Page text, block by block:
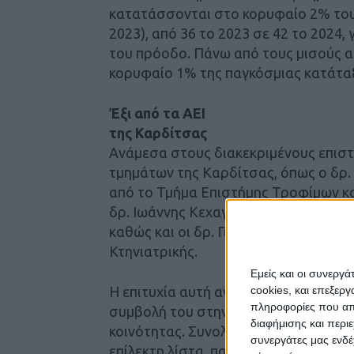
Εμείς και οι
cookies, και
πληροφορίες που
διαφήμισης και
συνεργάτες μας
κατατάσσονται στο κορυφαίο 2%
2023), από 36 το 2023 σε 42 το 2024,
του πρόοδο. Πάνω από τους μισούς
κορυφαίο 1% της παγκόσμιας
Έξι από τα ΑΕΙ
της Καρδίτσας
Ανάμεσα στους διακεκριμένους
τμημάτων της Καρδίτσας, όπως ο
από το Τμήμα Επιστήμης Τροφίμων
δρ. Ιωάννης Κεχαγιάς από το Τμήμα
καθώς και οι δρ. Γιώργος Φθενάκης
Κτηνιατρικής.
Η επιτυχία αυτή αναδεικνύει τη
συμβολή του στην ενίσχυση της
κοινότητας. Συνολικά 1.067 Έλληνες
επίλεκτη λίστα, παρά τις